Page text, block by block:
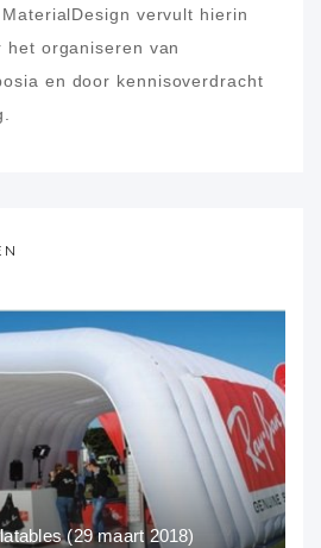
vervult hierin
organiseren van
en door kennisoverdracht
(29 maart 2018)